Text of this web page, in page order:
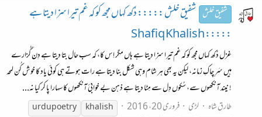
شفیق خلش شفیق خلش ::::: دُکھ کہاں مجھ کو کہ غم تیرا سزا دیتا ہے
::::: Shafiq Khalish
غزل دُکھ کہاں مجھ کو کہ غم تیرا سزا دیتا ہے ہاں مگر اِس کا، کہ سب حال بتا دیتا ہے دِن گُزارے
ہیں سَرِ چاکِ زمانہ، لیکن یہ بھی ہر شام وہی شکل بنا دیتا ہے رات ہوتے ہی کوئی یاد کا خوش کُن لمحہ
! نیند آنکھوں سے، سُکوں دِل سے مِٹا دیتا ہے ذہن بے خوابئ آنکھوں کا سہارا پا کر کیا نہ...
طارق شاہ
لڑی فروری 20، 2016 khalish
urdupoetry